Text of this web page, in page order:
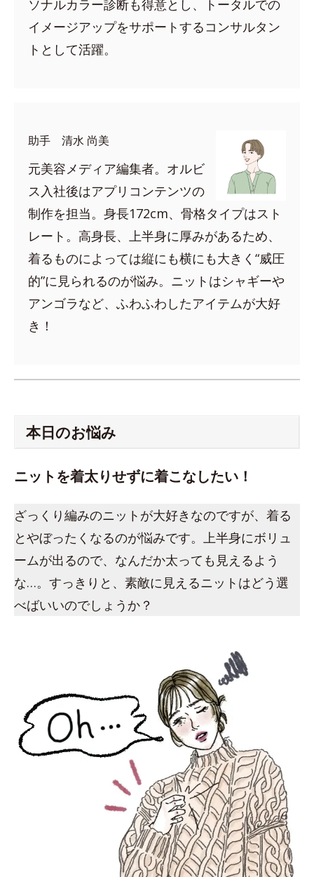
ソナルカラー診断も得意とし、トータルでの
イメージアップをサポートするコンサルタン
トとして活躍。
助手 清水 尚美
元美容メディア編集者。オルビ
ス入社後はアプリコンテンツの
制作を担当。身長172cm、骨格タイプはスト
レート。高身長、上半身に厚みがあるため、
着るものによっては縦にも横にも大きく“威圧
的”に見られるのが悩み。ニットはシャギーや
アンゴラなど、ふわふわしたアイテムが大好
き！
本日のお悩み
ニットを着太りせずに着こなしたい！
ざっくり編みのニットが大好きなのですが、着る
とやぼったくなるのが悩みです。上半身にボリュ
ームが出るので、なんだか太っても見えるよう
な…。すっきりと、素敵に見えるニットはどう選
べばいいのでしょうか？